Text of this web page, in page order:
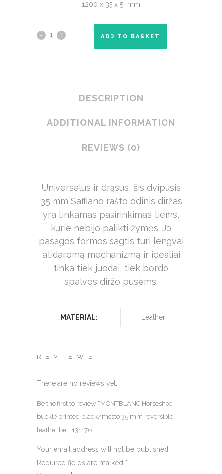
1200 x 35 x 5 mm
ADD TO BASKET
DESCRIPTION
ADDITIONAL INFORMATION
REVIEWS (0)
Universalus ir drąsus, šis dvipusis
35 mm Saffiano rašto odinis diržas
yra tinkamas pasirinkimas tiems,
kurie nebijo palikti žymės. Jo
pasagos formos sagtis turi lengvai
atidaromą mechanizmą ir idealiai
tinka tiek juodai, tiek bordo
spalvos diržo pusėms.
MATERIAL: Leather
REVIEWS
There are no reviews yet.
Be the first to review “MONTBLANC Horseshoe
buckle printed black/mosto 35 mm reversible
leather belt 131176”
Your email address will not be published.
Required fields are marked *